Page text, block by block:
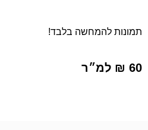
תמונות להמחשה בלבד!
60 ₪ למ״ר